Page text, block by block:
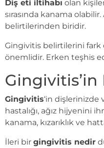
Diş eti iltihabı olan
sırasında kanama
belirtilerinden biridir.
Gingivitis belirtilerini fark
önemlidir. Erken teşhis
Gingivitis‘in
hastalığı, ağız hijyenini
kanama, kızarıklık ve
İleri bir gingivitis nedir